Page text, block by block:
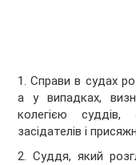
1. Справи в судах
а у випадках,
колегією
засідателів і
2. Суддя, який